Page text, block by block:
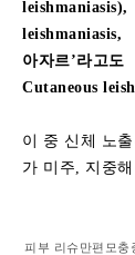
아자르’라고도
Cutaneous
이 중 신체 노
가 미주, 지중해
피부 리슈만편모충